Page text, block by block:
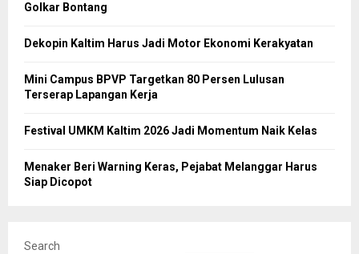
Golkar Bontang
Dekopin Kaltim Harus Jadi Motor Ekonomi Kerakyatan
Mini Campus BPVP Targetkan 80 Persen Lulusan
Terserap Lapangan Kerja
Festival UMKM Kaltim 2026 Jadi Momentum Naik Kelas
Menaker Beri Warning Keras, Pejabat Melanggar Harus
Siap Dicopot
Search